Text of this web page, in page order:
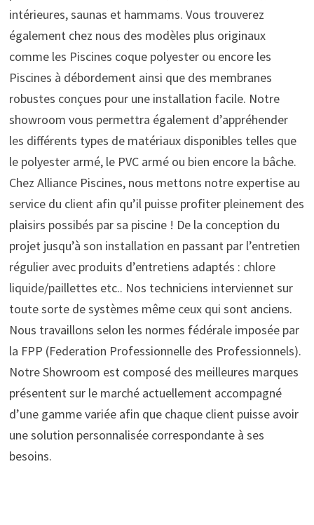
intérieures, saunas et hammams. Vous trouverez
également chez nous des modèles plus originaux
comme les Piscines coque polyester ou encore les
Piscines à débordement ainsi que des membranes
robustes conçues pour une installation facile. Notre
showroom vous permettra également d’appréhender
les différents types de matériaux disponibles telles que
le polyester armé, le PVC armé ou bien encore la bâche.
Chez Alliance Piscines, nous mettons notre expertise au
service du client afin qu’il puisse profiter pleinement des
plaisirs possibés par sa piscine ! De la conception du
projet jusqu’à son installation en passant par l’entretien
régulier avec produits d’entretiens adaptés : chlore
liquide/paillettes etc.. Nos techniciens interviennet sur
toute sorte de systèmes même ceux qui sont anciens.
Nous travaillons selon les normes fédérale imposée par
la FPP (Federation Professionnelle des Professionnels).
Notre Showroom est composé des meilleures marques
présentent sur le marché actuellement accompagné
d’une gamme variée afin que chaque client puisse avoir
une solution personnalisée correspondante à ses
besoins.